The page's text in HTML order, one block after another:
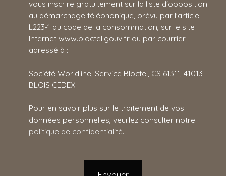
vous inscrire gratuitement sur la liste d'opposition
au démarchage téléphonique, prévu par l'article
L223-1 du code de la consommation, sur le site
Internet www.bloctel.gouv.fr ou par courrier
adressé à :
Société Worldline, Service Bloctel, CS 61311, 41013
BLOIS CEDEX.
Pour en savoir plus sur le traitement de vos
données personnelles, veuillez consulter notre
politique de confidentialité.